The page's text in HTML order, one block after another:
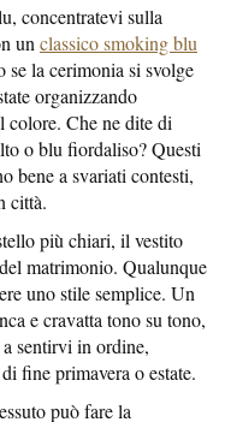
concentratevi sulla
un classico smoking blu
se la cerimonia si svolge
organizzando
colore. Che ne dite di
o blu fiordaliso? Questi
bene a svariati contesti,
città.
più chiari, il vestito
matrimonio. Qualunque
uno stile semplice. Un
e cravatta tono su tono,
sentirvi in ​​ordine,
fine primavera o estate.
può fare la